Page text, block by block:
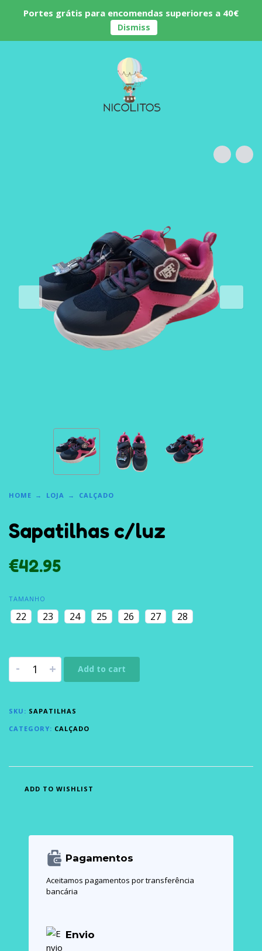
Portes grátis para encomendas superiores a 40€
Dismiss
HOME LOJA CALÇADO
Sapatilhas c/luz
€42.95
TAMANHO
22 23 24 25 26 27 28
- + Add to cart
SKU: SAPATILHAS
CATEGORY: CALÇADO
ADD TO WISHLIST
Pagamentos
Aceitamos pagamentos por transferência
bancária
Envio